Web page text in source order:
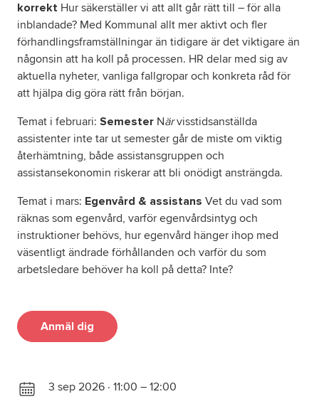
korrekt Hur säkerställer vi att allt går rätt till – för alla
inblandade? Med Kommunal allt mer aktivt och fler
förhandlingsframställningar än tidigare är det viktigare än
någonsin att ha koll på processen. HR delar med sig av
aktuella nyheter, vanliga fallgropar och konkreta råd för
att hjälpa dig göra rätt från början.
Temat i februari: Semester Närvisstidsanställda
assistenter inte tar ut semester går de miste om viktig
återhämtning, både assistansgruppen och
assistansekonomin riskerar att bli onödigt ansträngda.
Temat i mars: Egenvård & assistans Vet du vad som
räknas som egenvård, varför egenvårdsintyg och
instruktioner behövs, hur egenvård hänger ihop med
väsentligt ändrade förhållanden och varför du som
arbetsledare behöver ha koll på detta? Inte?
Anmäl dig
3 sep 2026 · 11:00 – 12:00